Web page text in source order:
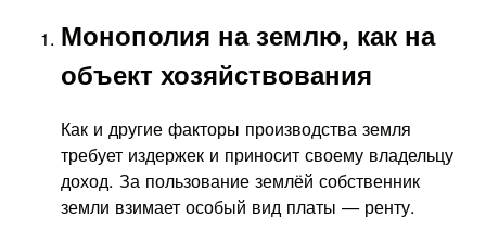
Монополия на землю, как на
объект хозяйствования
Как и другие факторы производства земля
требует издержек и приносит своему владельцу
доход. За пользование землёй собственник
земли взимает особый вид платы — ренту.